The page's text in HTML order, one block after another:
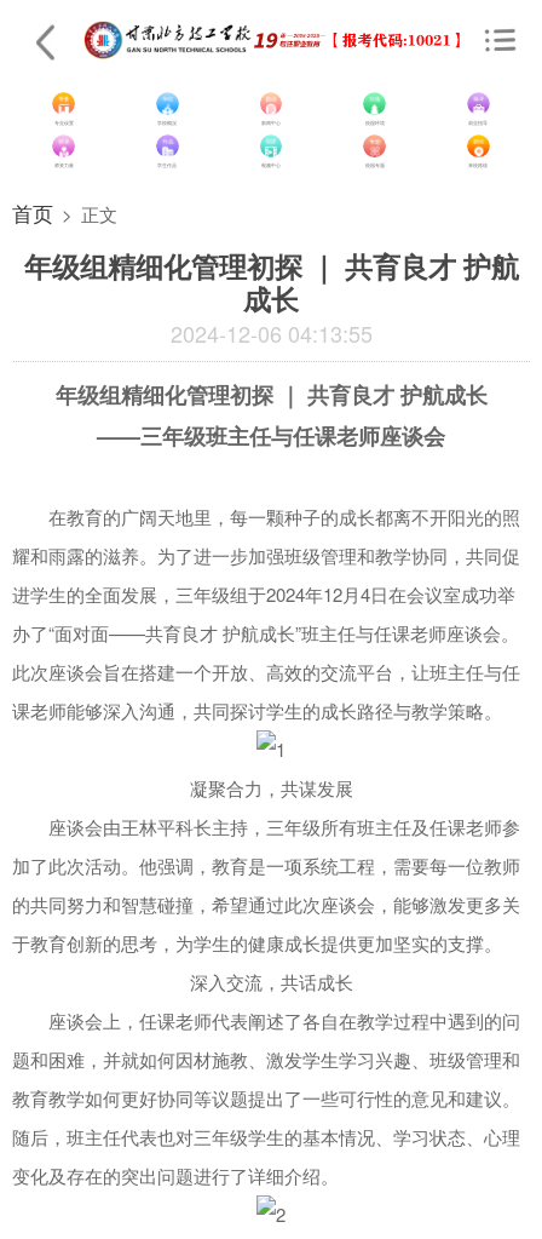
专业设置 学校概况 新闻中心 校园环境 就业指导
师资力量 学生作品 视频中心 校园专题 来校路线
首页 > 正文
年级组精细化管理初探 ｜ 共育良才 护航
成长
2024-12-06 04:13:55
年级组精细化管理初探 ｜ 共育良才 护航成长
——三年级班主任与任课老师座谈会
在教育的广阔天地里，每一颗种子的成长都离不开阳光的照
耀和雨露的滋养。为了进一步加强班级管理和教学协同，共同促
进学生的全面发展，三年级组于2024年12月4日在会议室成功举
办了“面对面——共育良才 护航成长”班主任与任课老师座谈会。
此次座谈会旨在搭建一个开放、高效的交流平台，让班主任与任
课老师能够深入沟通，共同探讨学生的成长路径与教学策略。
凝聚合力，共谋发展
座谈会由王林平科长主持，三年级所有班主任及任课老师参
加了此次活动。他强调，教育是一项系统工程，需要每一位教师
的共同努力和智慧碰撞，希望通过此次座谈会，能够激发更多关
于教育创新的思考，为学生的健康成长提供更加坚实的支撑。
深入交流，共话成长
座谈会上，任课老师代表阐述了各自在教学过程中遇到的问
题和困难，并就如何因材施教、激发学生学习兴趣、班级管理和
教育教学如何更好协同等议题提出了一些可行性的意见和建议。
随后，班主任代表也对三年级学生的基本情况、学习状态、心理
变化及存在的突出问题进行了详细介绍。